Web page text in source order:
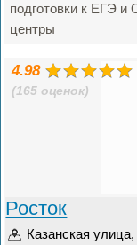
подготовки к ЕГЭ и
центры
4.98
(165 оценок)
Росток
Казанская улица,